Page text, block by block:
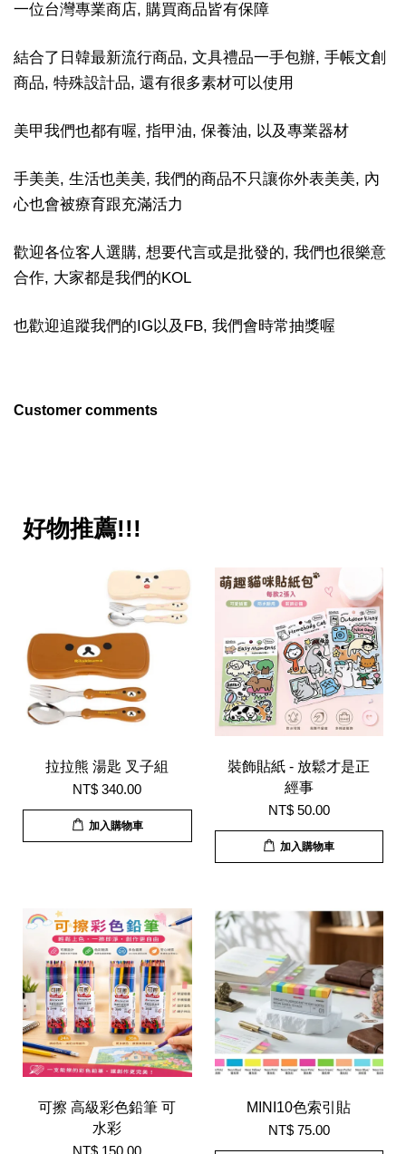
一位台灣專業商店, 購買商品皆有保障
結合了日韓最新流行商品, 文具禮品一手包辦, 手帳文創
商品, 特殊設計品, 還有很多素材可以使用
美甲我們也都有喔, 指甲油, 保養油, 以及專業器材
手美美, 生活也美美, 我們的商品不只讓你外表美美, 內
心也會被療育跟充滿活力
歡迎各位客人選購, 想要代言或是批發的, 我們也很樂意
合作, 大家都是我們的KOL
也歡迎追蹤我們的IG以及FB, 我們會時常抽獎喔
Customer comments
好物推薦!!!
拉拉熊 湯匙 叉子組
NT$ 340.00
加入購物車
裝飾貼紙 - 放鬆才是正
經事
NT$ 50.00
加入購物車
可擦 高級彩色鉛筆 可
水彩
NT$ 150.00
MINI10色索引貼
NT$ 75.00